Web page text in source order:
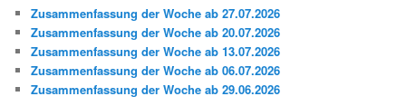
Zusammenfassung der Woche ab 27.07.2026
Zusammenfassung der Woche ab 20.07.2026
Zusammenfassung der Woche ab 13.07.2026
Zusammenfassung der Woche ab 06.07.2026
Zusammenfassung der Woche ab 29.06.2026